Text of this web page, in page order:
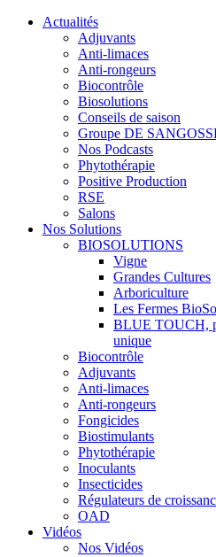
Actualités
Adjuvants
Anti-limaces
Anti-rongeurs
Biocontrôle
Biosolutions
Conseils de saison
Groupe DE
Nos Podcasts
Phytothérapie
Positive Production
RSE
Salons
Nos Solutions
BIOSOLUTIONS
Vigne
Grandes Cultures
Arboriculture
Les Fermes
BLUE TOUCH,
unique
Biocontrôle
Adjuvants
Anti-limaces
Anti-rongeurs
Fongicides
Biostimulants
Phytothérapie
Inoculants
Insecticides
Régulateurs de
OAD
Vidéos
Nos Vidéos